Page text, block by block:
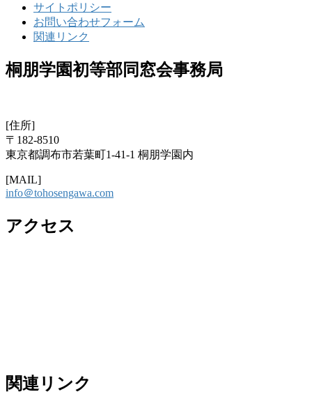
サイトポリシー
お問い合わせフォーム
関連リンク
桐朋学園初等部同窓会事務局
[住所]
〒182-8510
東京都調布市若葉町1-41-1 桐朋学園内
[MAIL]
info＠tohosengawa.com
アクセス
関連リンク